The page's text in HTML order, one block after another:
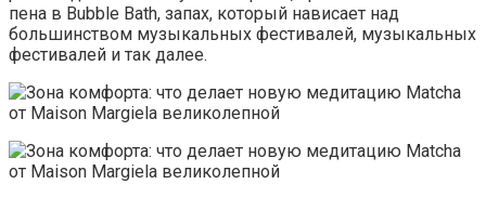
пена в Bubble Bath, запах, который нависает над
большинством музыкальных фестивалей, музыкальных
фестивалей и так далее.